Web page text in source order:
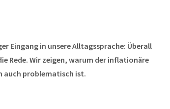
Eingang in unsere Alltagssprache: Überall
Rede. Wir zeigen, warum der inflationäre
auch problematisch ist.